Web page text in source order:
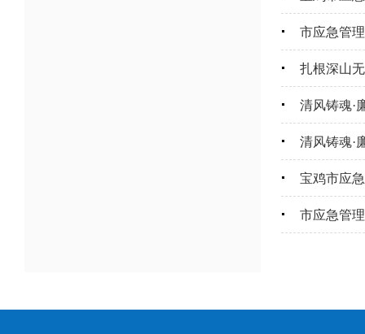
市应急管
扎根深山
清风铸魂·
清风铸魂·
宝鸡市应
市应急管